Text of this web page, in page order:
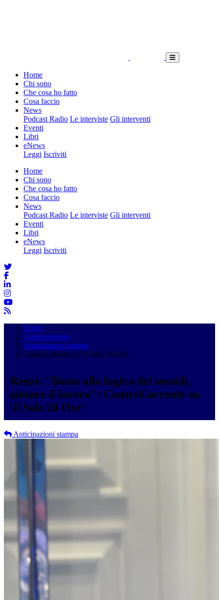
Home
Chi sono
Che cosa ho fatto
Cosa faccio
News
Podcast Radio Le interviste Gli interventi
Eventi
Libri
eNews
Leggi Iscriviti
Home
Chi sono
Che cosa ho fatto
Cosa faccio
News
Podcast Radio Le interviste Gli interventi
Eventi
Libri
eNews
Leggi Iscriviti
Home
Controcorrente
Anticipazioni stampa
ControCorrente su 'il Sole 24 Ore'
Renzi: "Basta alla logica dei sussidi,
aiutare il lavoro": ControCorrente su
'il Sole 24 Ore'
Anticipazioni stampa